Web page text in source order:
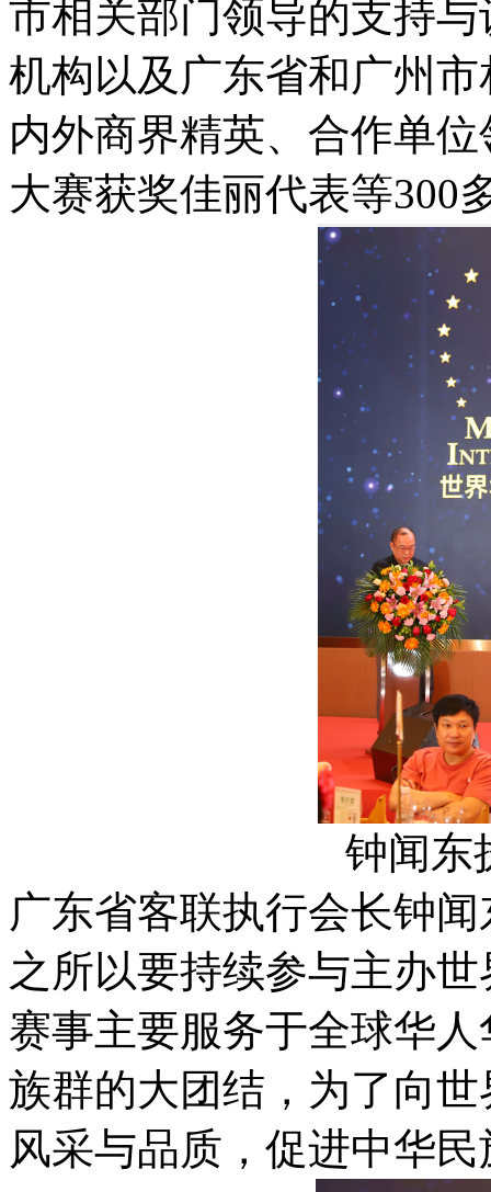
市相关部门领导的支持
机构以及广东省和广州
内外商界精英、合作单
大赛获奖佳丽代表等300
钟闻东
广东省客联执行会长钟
之所以要持续参与主办
赛事主要服务于全球华
族群的大团结，为了向
风采与品质，促进中华